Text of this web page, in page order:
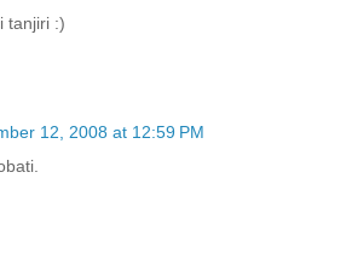
tanjiri :)
12, 2008 at 12:59 PM